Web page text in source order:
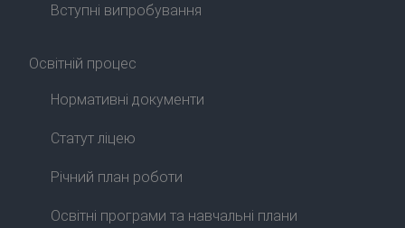
Вступні випробування
Освітній процес
Нормативні документи
Статут ліцею
Річний план роботи
Освітні програми та навчальні плани